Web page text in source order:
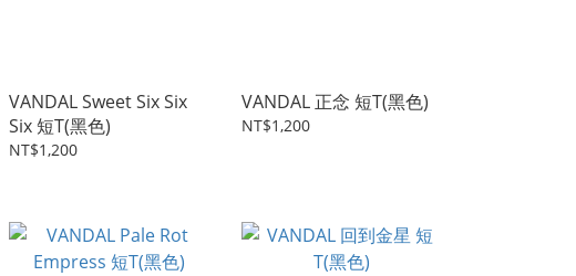
VANDAL Sweet Six Six
Six 短T(黑色)
NT$1,200
VANDAL 正念 短T(黑色)
NT$1,200